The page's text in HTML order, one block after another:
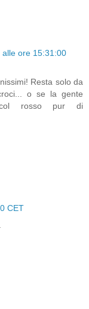
ore 15:31:00
Resta solo da
o se la gente
col rosso pur di
CET